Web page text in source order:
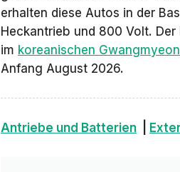
erhalten diese Autos in der
Heckantrieb und 800 Volt.
im koreanischen
Anfang August 2026.
Antriebe und Batterien